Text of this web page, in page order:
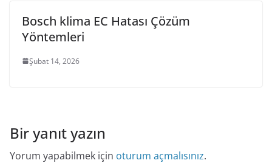
Bosch klima EC Hatası Çözüm
Yöntemleri
Şubat 14, 2026
Bir yanıt yazın
Yorum yapabilmek için oturum açmalısınız.